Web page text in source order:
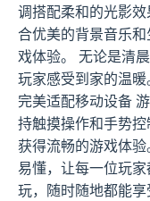
调搭配柔和的光影
合优美的背景音乐
戏体验。 无论是清
玩家感受到家的温
完美适配移动设备
持触摸操作和手势
获得流畅的游戏体
易懂，让每一位玩
玩，随时随地都能